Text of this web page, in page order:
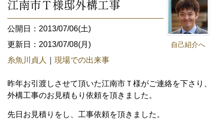
自己紹介へ
江南市Ｔ様邸外構工事
公開日：2013/07/06(土)
更新日：2013/07/08(月)
糸魚川貞人
現場での出来事
昨年お引渡しさせて頂いた江南市Ｔ様がご連絡を下さり、
外構工事のお見積もり依頼を頂きました。
先日お見積りをし、工事依頼を頂きました。